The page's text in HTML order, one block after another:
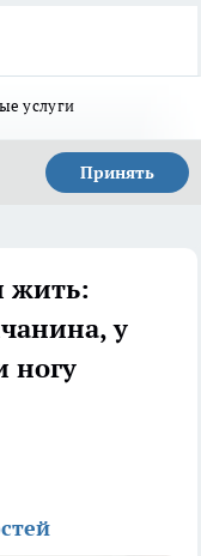
услуги
Принять
жить:
у
ногу